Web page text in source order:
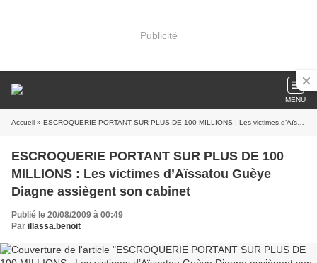
Publicité
MENU
Accueil » ESCROQUERIE PORTANT SUR PLUS DE 100 MILLIONS : Les victimes d’Aïssatou Guèye Diagne assiègent son cabinet
ESCROQUERIE PORTANT SUR PLUS DE 100
MILLIONS : Les victimes d’Aïssatou Guèye
Diagne assiègent son cabinet
Publié le 20/08/2009 à 00:49
Par illassa.benoit